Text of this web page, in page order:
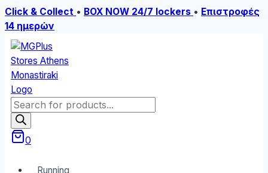
Click & Collect • BOX NOW 24/7 lockers • Επιστροφές
14 ημερών
Skip
to
content
Products
search
0
Running